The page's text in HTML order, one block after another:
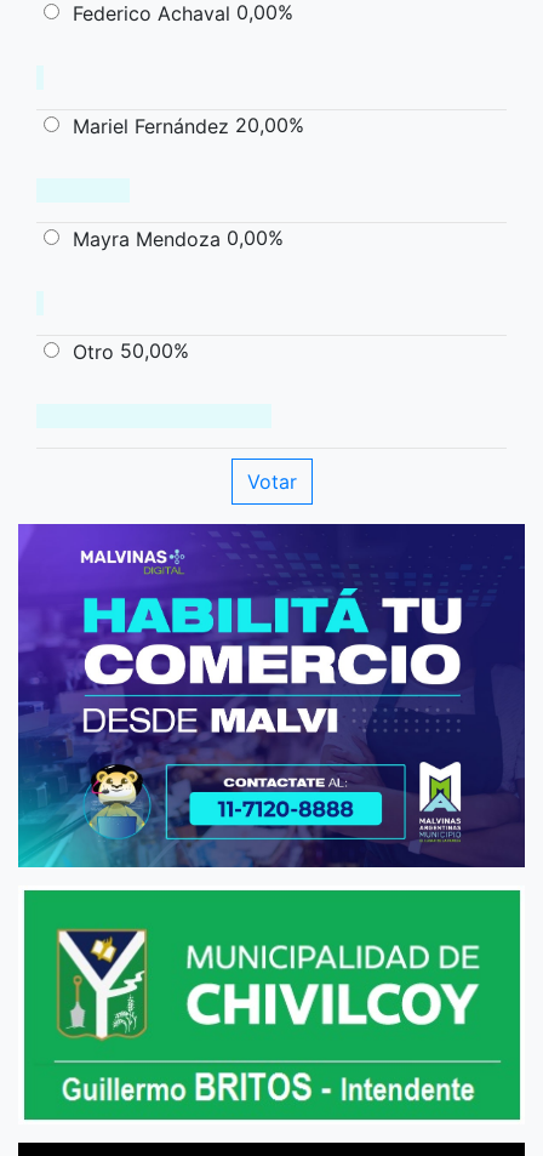
Federico Achaval 0,00%
Mariel Fernández 20,00%
Mayra Mendoza 0,00%
Otro 50,00%